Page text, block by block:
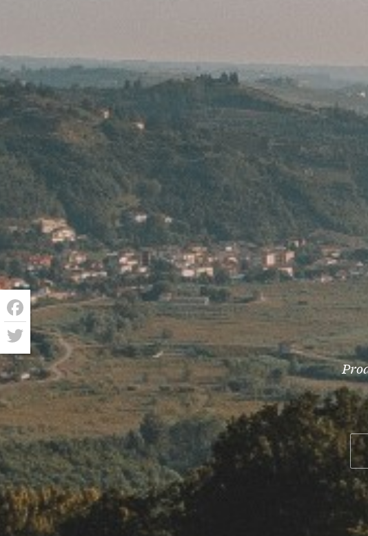
Facebook
Twitter